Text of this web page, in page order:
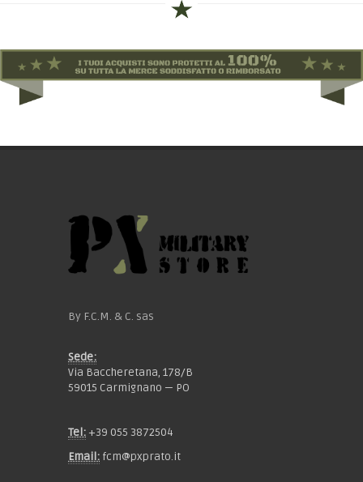
By F.C.M. & C. sas
Sede:
Via Baccheretana, 178/B
59015 Carmignano — PO
Tel: +39 055 3872504
Email: fcm@pxprato.it